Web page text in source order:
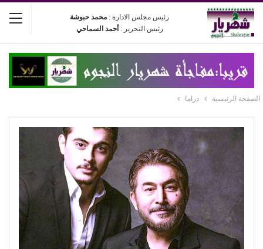
رئيس مجلس الادارة : محمد حبوشة
رئيس التحرير : أحمد السماحي
الصفحة الرئيسية دراما